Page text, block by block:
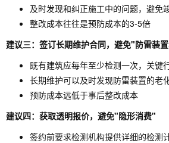
及时发现和纠正施工中的问题，避免
整改成本往往是预防成本的3-5倍
建议三：签订长期维护合同，避免"防雷装
既有建筑应每年至少检测一次，关键
长期维护可以及时发现防雷装置的老
预防成本远低于事后整改成本
建议四：获取透明报价，避免"隐形消费"
签约前要求检测机构提供详细的检测